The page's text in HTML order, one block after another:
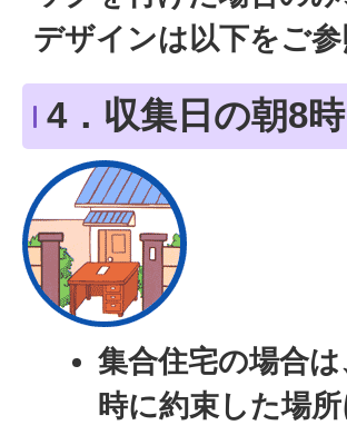
デザインは以下をご
4．収集日の朝8
集合住宅の場合
時に約束した場